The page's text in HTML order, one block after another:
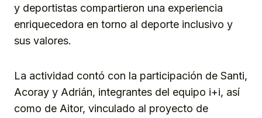
y deportistas compartieron una experiencia
enriquecedora en torno al deporte inclusivo y
sus valores.
La actividad contó con la participación de Santi,
Acoray y Adrián, integrantes del equipo i+i, así
como de Aitor, vinculado al proyecto de